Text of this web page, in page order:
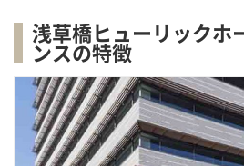
浅草橋ヒューリックホ
ンスの特徴